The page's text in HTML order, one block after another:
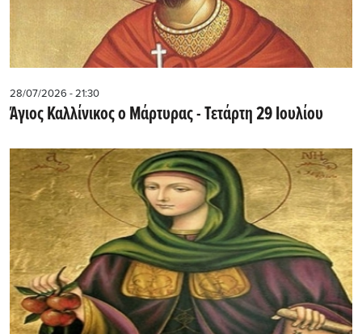
28/07/2026 - 21:30
Άγιος Καλλίνικος ο Μάρτυρας - Τετάρτη 29 Ιουλίου